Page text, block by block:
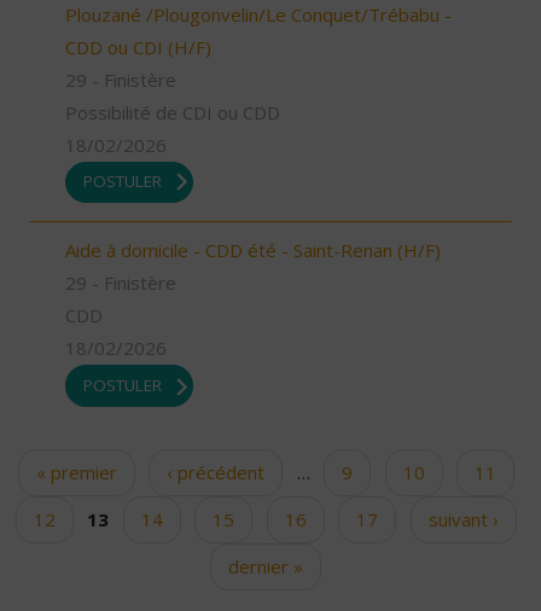
Plouzané /Plougonvelin/Le Conquet/Trébabu -
CDD ou CDI (H/F)
29 - Finistère
Possibilité de CDI ou CDD
18/02/2026
POSTULER
Aide à domicile - CDD été - Saint-Renan (H/F)
29 - Finistère
CDD
18/02/2026
POSTULER
Pages
« premier ‹ précédent … 9 10
11
12
13 14 15 16 17
suivant ›
dernier »